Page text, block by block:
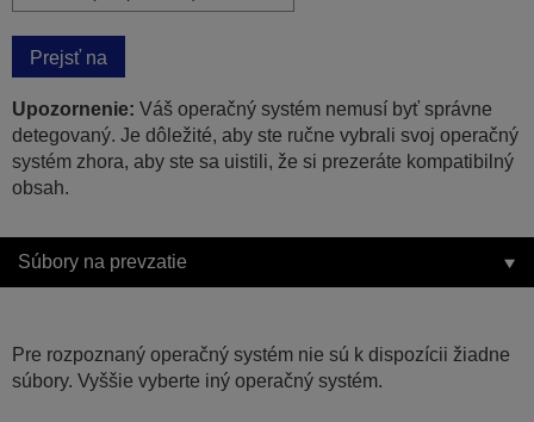
Prejsť na
Upozornenie: Váš operačný systém nemusí byť správne
detegovaný. Je dôležité, aby ste ručne vybrali svoj operačný
systém zhora, aby ste sa uistili, že si prezeráte kompatibilný
obsah.
Súbory na prevzatie
Pre rozpoznaný operačný systém nie sú k dispozícii žiadne
súbory. Vyššie vyberte iný operačný systém.